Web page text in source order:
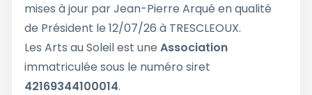
mises à jour par Jean-Pierre Arqué en qualité
de Président le 12/07/26 à TRESCLEOUX.
Les Arts au Soleil est une Association
immatriculée sous le numéro siret
42169344100014.